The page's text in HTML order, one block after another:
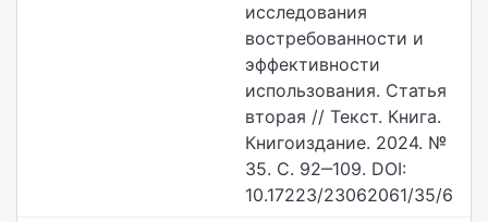
исследования
востребованности и
эффективности
использования. Статья
вторая // Текст. Книга.
Книгоиздание. 2024. №
35. С. 92‒109. DOI:
10.17223/23062061/35/6